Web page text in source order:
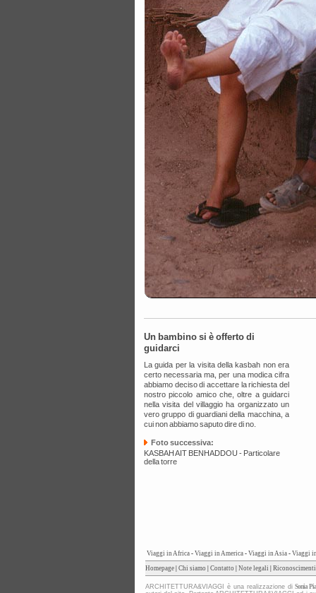
Un bambino si è offerto di
guidarci
La guida per la visita della kasbah non era
certo necessaria ma, per una modica cifra
abbiamo deciso di accettare la richiesta del
nostro piccolo amico che, oltre a guidarci
nella visita del villaggio ha organizzato un
vero gruppo di guardiani della macchina, a
cui non abbiamo saputo dire di no.
Foto successiva:
KASBAH AIT BENHADDOU - Particolare
della torre
Viaggi in Africa - Viaggi in America - Viaggi in Asia - Viaggi
Homepage Chi siamo Contatto Note legali Riconoscimenti
ARCHITETTURA&VIAGGI è una realizzazione diSonia